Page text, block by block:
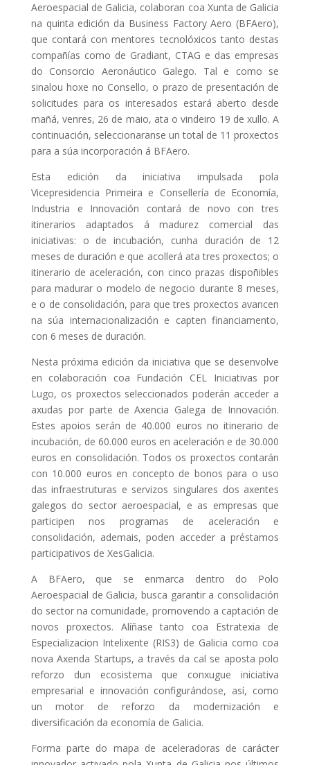
Aeroespacial de Galicia, colaboran coa Xunta de Galicia
na quinta edición da Business Factory Aero (BFAero),
que contará con mentores tecnolóxicos tanto destas
compañías como de Gradiant, CTAG e das empresas
do Consorcio Aeronáutico Galego. Tal e como se
sinalou hoxe no Consello, o prazo de presentación de
solicitudes para os interesados estará aberto desde
mañá, venres, 26 de maio, ata o vindeiro 19 de xullo. A
continuación, seleccionaranse un total de 11 proxectos
para a súa incorporación á BFAero.
Esta edición da iniciativa impulsada pola
Vicepresidencia Primeira e Consellería de Economía,
Industria e Innovación contará de novo con tres
itinerarios adaptados á madurez comercial das
iniciativas: o de incubación, cunha duración de 12
meses de duración e que acollerá ata tres proxectos; o
itinerario de aceleración, con cinco prazas dispoñibles
para madurar o modelo de negocio durante 8 meses,
e o de consolidación, para que tres proxectos avancen
na súa internacionalización e capten financiamento,
con 6 meses de duración.
Nesta próxima edición da iniciativa que se desenvolve
en colaboración coa Fundación CEL Iniciativas por
Lugo, os proxectos seleccionados poderán acceder a
axudas por parte de Axencia Galega de Innovación.
Estes apoios serán de 40.000 euros no itinerario de
incubación, de 60.000 euros en aceleración e de 30.000
euros en consolidación. Todos os proxectos contarán
con 10.000 euros en concepto de bonos para o uso
das infraestruturas e servizos singulares dos axentes
galegos do sector aeroespacial, e as empresas que
participen nos programas de aceleración e
consolidación, ademais, poden acceder a préstamos
participativos de XesGalicia.
A BFAero, que se enmarca dentro do Polo
Aeroespacial de Galicia, busca garantir a consolidación
do sector na comunidade, promovendo a captación de
novos proxectos. Alíñase tanto coa Estratexia de
Especializacion Intelixente (RIS3) de Galicia como coa
nova Axenda Startups, a través da cal se aposta polo
reforzo dun ecosistema que conxugue iniciativa
empresarial e innovación configurándose, así, como
un motor de reforzo da modernización e
diversificación da economía de Galicia.
Forma parte do mapa de aceleradoras de carácter